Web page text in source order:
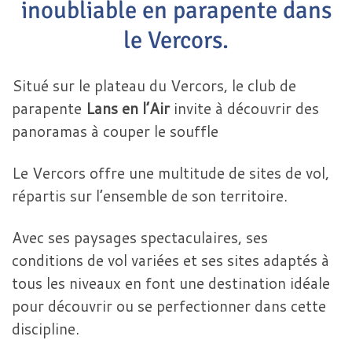
inoubliable en parapente dans
le Vercors.
Situé sur le plateau du Vercors, le club de
parapente Lans en l’Airinvite à découvrir des
panoramas à couper le souffle
Le Vercors offre une multitude de sites de vol,
répartis sur l’ensemble de son territoire.
Avec ses paysages spectaculaires, ses
conditions de vol variées et ses sites adaptés à
tous les niveaux en font une destination idéale
pour découvrir ou se perfectionner dans cette
discipline.